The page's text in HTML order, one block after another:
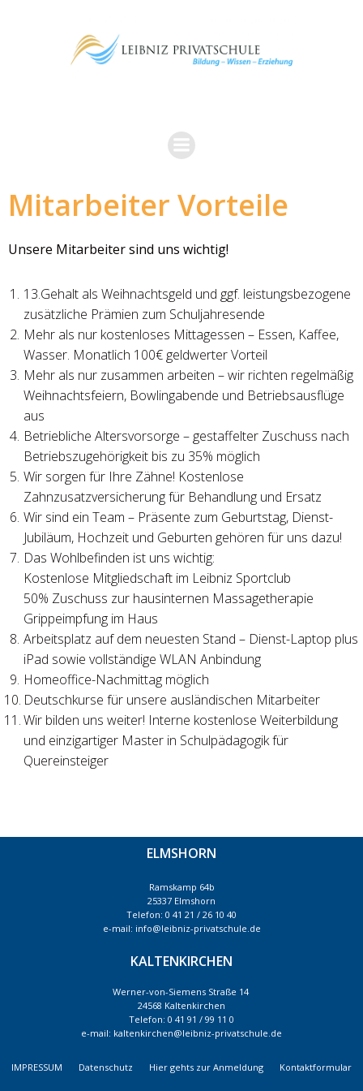
springen
Mitarbeiter Vorteile
Unsere Mitarbeiter sind uns wichtig!
13.Gehalt als Weihnachtsgeld und ggf. leistungsbezogene
zusätzliche Prämien zum Schuljahresende
Mehr als nur kostenloses Mittagessen – Essen, Kaffee,
Wasser. Monatlich 100€ geldwerter Vorteil
Mehr als nur zusammen arbeiten – wir richten regelmäßig
Weihnachtsfeiern, Bowlingabende und Betriebsausflüge
aus
Betriebliche Altersvorsorge – gestaffelter Zuschuss nach
Betriebszugehörigkeit bis zu 35% möglich
Wir sorgen für Ihre Zähne! Kostenlose
Zahnzusatzversicherung für Behandlung und Ersatz
Wir sind ein Team – Präsente zum Geburtstag, Dienst-
Jubiläum, Hochzeit und Geburten gehören für uns dazu!
Das Wohlbefinden ist uns wichtig:
Kostenlose Mitgliedschaft im Leibniz Sportclub
50% Zuschuss zur hausinternen Massagetherapie
Grippeimpfung im Haus
Arbeitsplatz auf dem neuesten Stand – Dienst-Laptop plus
iPad sowie vollständige WLAN Anbindung
Homeoffice-Nachmittag möglich
Deutschkurse für unsere ausländischen Mitarbeiter
Wir bilden uns weiter! Interne kostenlose Weiterbildung
und einzigartiger Master in Schulpädagogik für
Quereinsteiger
ELMSHORN
Ramskamp 64b
25337 Elmshorn
Telefon: 0 41 21 / 26 10 40
e-mail: info@leibniz-privatschule.de
KALTENKIRCHEN
Werner-von-Siemens Straße 14
24568 Kaltenkirchen
Telefon: 0 41 91 / 99 11 0
e-mail: kaltenkirchen@leibniz-privatschule.de
IMPRESSUM Datenschutz Hier gehts zur Anmeldung Kontaktformular